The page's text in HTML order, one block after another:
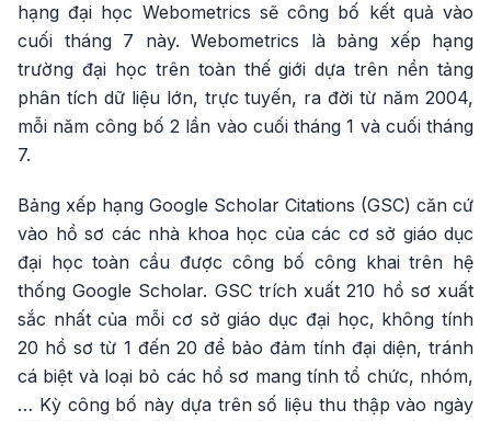
hạng đại học Webometrics sẽ công bố kết quả vào
cuối tháng 7 này. Webometrics là bảng xếp hạng
trường đại học trên toàn thế giới dựa trên nền tảng
phân tích dữ liệu lớn, trực tuyến, ra đời từ năm 2004,
mỗi năm công bố 2 lần vào cuối tháng 1 và cuối tháng
7.
Bảng xếp hạng Google Scholar Citations (GSC) căn cứ
vào hồ sơ các nhà khoa học của các cơ sở giáo dục
đại học toàn cầu được công bố công khai trên hệ
thống Google Scholar. GSC trích xuất 210 hồ sơ xuất
sắc nhất của mỗi cơ sở giáo dục đại học, không tính
20 hồ sơ từ 1 đến 20 để bảo đảm tính đại diện, tránh
cá biệt và loại bỏ các hồ sơ mang tính tổ chức, nhóm,
… Kỳ công bố này dựa trên số liệu thu thập vào ngày